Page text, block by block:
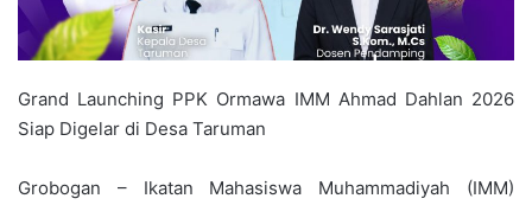
Grand Launching PPK Ormawa IMM Ahmad Dahlan 2026
Siap Digelar di Desa Taruman
Grobogan – Ikatan Mahasiswa Muhammadiyah (IMM)